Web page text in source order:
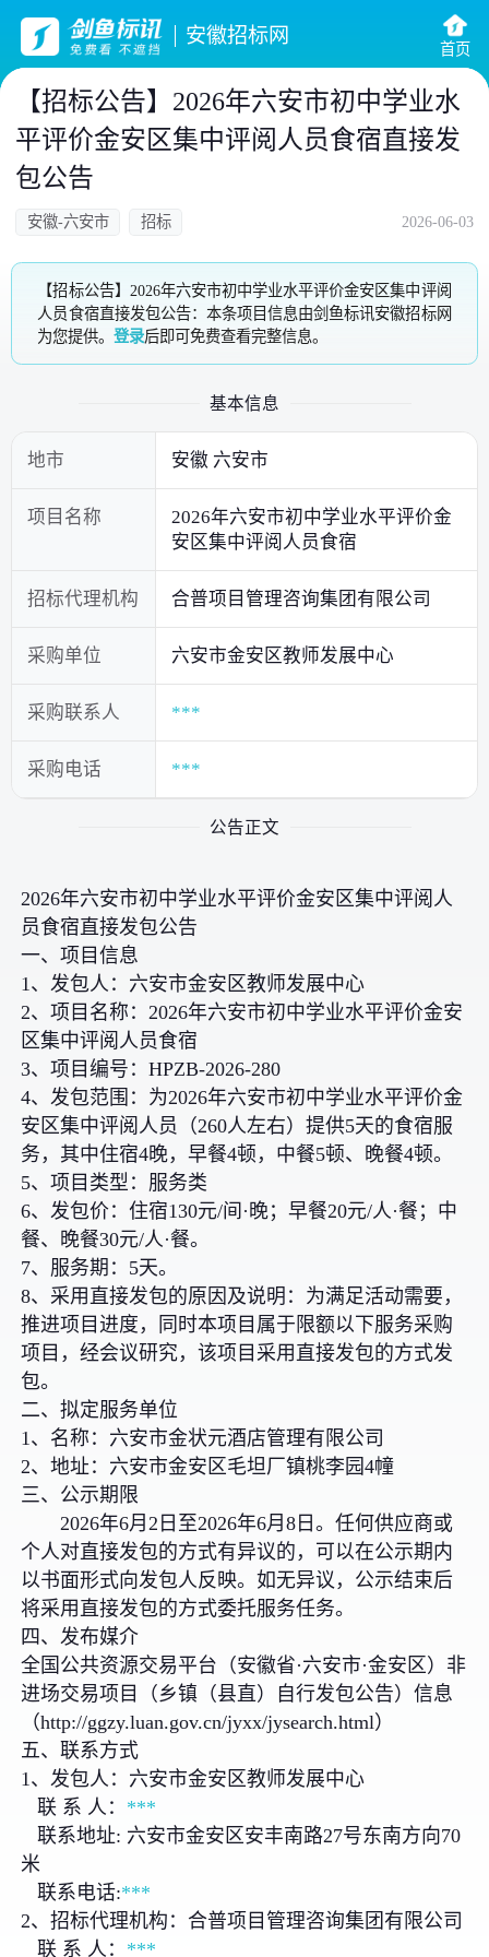
安徽招标网
首页
【招标公告】2026年六安市初中学业水
平评价金安区集中评阅人员食宿直接发
包公告
安徽-六安市 招标 2026-06-03
【招标公告】2026年六安市初中学业水平评价金安区集中评阅
人员食宿直接发包公告：本条项目信息由剑鱼标讯安徽招标网
为您提供。登录后即可免费查看完整信息。
基本信息
地市 安徽 六安市
项目名称
2026年六安市初中学业水平评价金
安区集中评阅人员食宿
招标代理机构 合普项目管理咨询集团有限公司
采购单位 六安市金安区教师发展中心
采购联系人 ***
采购电话 ***
公告正文
2026年六安市初中学业水平评价金安区集中评阅人
员食宿直接发包公告
一、项目信息
1、发包人：六安市金安区教师发展中心
2、项目名称：2026年六安市初中学业水平评价金安
区集中评阅人员食宿
3、项目编号：HPZB-2026-280
4、发包范围：为2026年六安市初中学业水平评价金
安区集中评阅人员（260人左右）提供5天的食宿服
务，其中住宿4晚，早餐4顿，中餐5顿、晚餐4顿。
5、项目类型：服务类
6、发包价：住宿130元/间·晚；早餐20元/人·餐；中
餐、晚餐30元/人·餐。
7、服务期：5天。
8、采用直接发包的原因及说明：为满足活动需要，
推进项目进度，同时本项目属于限额以下服务采购
项目，经会议研究，该项目采用直接发包的方式发
包。
二、拟定服务单位
1、名称：六安市金状元酒店管理有限公司
2、地址：六安市金安区毛坦厂镇桃李园4幢
三、公示期限
2026年6月2日至2026年6月8日。任何供应商或
个人对直接发包的方式有异议的，可以在公示期内
以书面形式向发包人反映。如无异议，公示结束后
将采用直接发包的方式委托服务任务。
四、发布媒介
全国公共资源交易平台（安徽省·六安市·金安区）非
进场交易项目（乡镇（县直）自行发包公告）信息
（http://ggzy.luan.gov.cn/jyxx/jysearch.html）
五、联系方式
1、发包人：六安市金安区教师发展中心
联 系 人： ***
联系地址: 六安市金安区安丰南路27号东南方向70
米
联系电话:***
2、招标代理机构：合普项目管理咨询集团有限公司
联 系 人： ***